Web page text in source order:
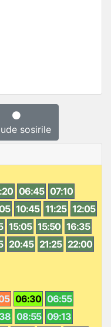
sosirile
06:45 07:10
10:45 11:25 12:05
15:05 15:50 16:35
20:45 21:25 22:00
06:30 06:55
08:55 09:13